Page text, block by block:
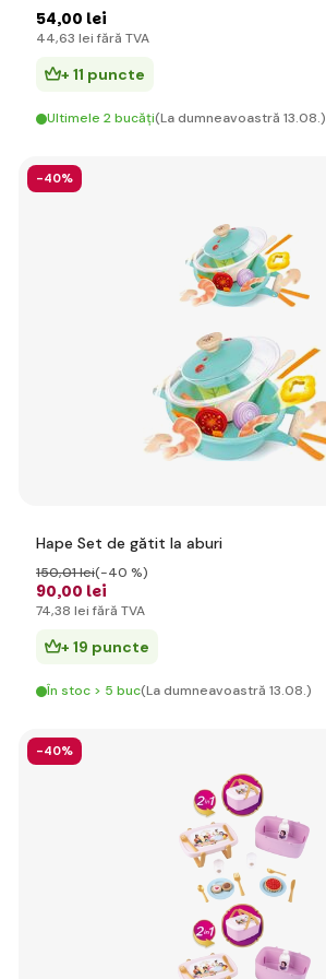
54,00 lei
44,63 lei fără TVA
+ 11 puncte
Ultimele 2 bucăți(La dumneavoastră 13.08.)
-40%
Hape Set de gătit la aburi
90,00 lei
150,01 lei(-40 %)
74,38 lei fără TVA
+ 19 puncte
În stoc > 5 buc(La dumneavoastră 13.08.)
-40%